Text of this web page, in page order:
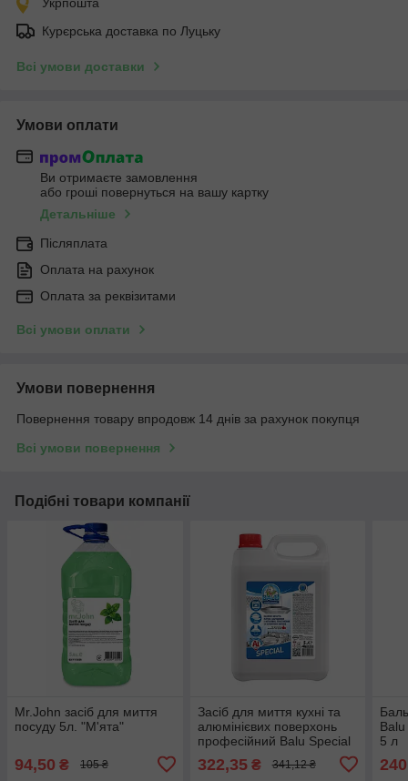
Курєрська доставка по Луцьку
Всі умови доставки
Умови оплати
Ви отримаєте замовлення
або гроші повернуться на вашу картку
Детальніше
Післяплата
Оплата на рахунок
Оплата за реквізитами
Всі умови оплати
Умови повернення
Повернення товару впродовж 14 днів за рахунок покупця
Всі умови повернення
Подібні товари компанії
Mr.John засіб для миття
посуду 5л. "М'ята"
94,50 ₴ 105 ₴
Засіб для миття кухні та
алюмінієвих поверхонь
професійний Balu Special
322,35₴ 341,12 ₴
5 л